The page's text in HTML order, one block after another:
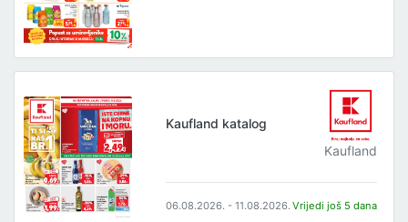
Kaufland katalog
Kaufland
06.08.2026. - 11.08.2026. Vrijedi još 5 dana